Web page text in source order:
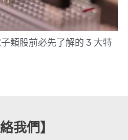
類股前必先了解的 3 大特
我們】